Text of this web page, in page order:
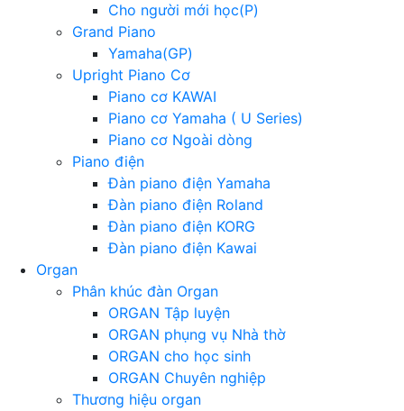
Cho người mới học(P)
Grand Piano
Yamaha(GP)
Upright Piano Cơ
Piano cơ KAWAI
Piano cơ Yamaha ( U Series)
Piano cơ Ngoài dòng
Piano điện
Đàn piano điện Yamaha
Đàn piano điện Roland
Đàn piano điện KORG
Đàn piano điện Kawai
Organ
Phân khúc đàn Organ
ORGAN Tập luyện
ORGAN phụng vụ Nhà thờ
ORGAN cho học sinh
ORGAN Chuyên nghiệp
Thương hiệu organ